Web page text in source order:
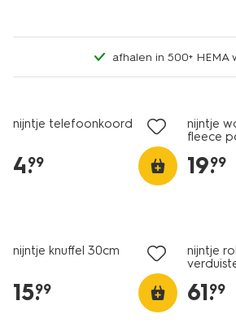
afhalen in 500+ HEMA
nijntje telefoonkoord
4.
99
nijntje
fleece
19.
99
nijntje knuffel 30cm
15.
99
nijntje
61.
99